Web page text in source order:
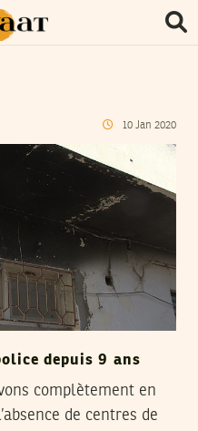
10 Jan 2020
depuis 9 ans
complètement en
de centres de